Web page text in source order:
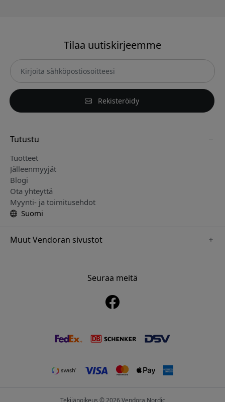
Tilaa uutiskirjeemme
Rekisteröidy
Tutustu
Tuotteet
Jälleenmyyjät
Blogi
Ota yhteyttä
Myynti- ja toimitusehdot
Suomi
Muut Vendoran sivustot
Seuraa meitä